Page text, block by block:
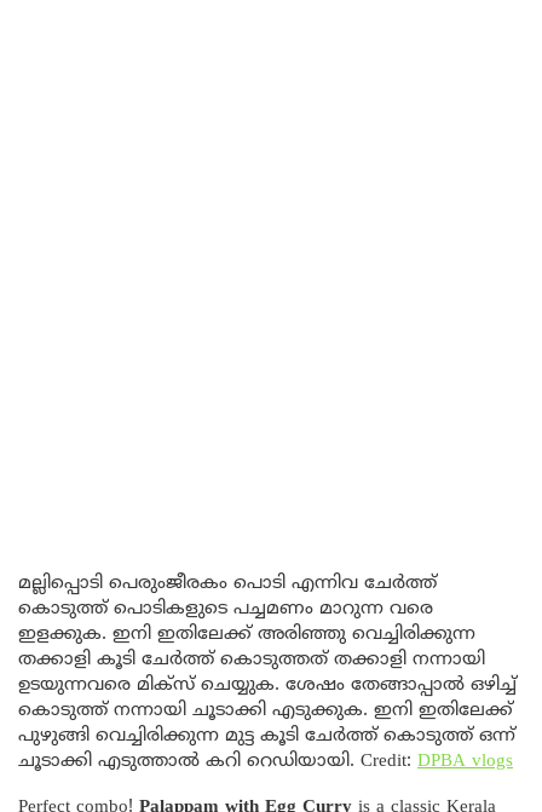
മല്ലിപ്പൊടി പെരുംജീരകം പൊടി എന്നിവ ചേർത്ത്
കൊടുത്ത് പൊടികളുടെ പച്ചമണം മാറുന്ന വരെ
ഇളക്കുക. ഇനി ഇതിലേക്ക് അരിഞ്ഞു വെച്ചിരിക്കുന്ന
തക്കാളി കൂടി ചേർത്ത് കൊടുത്തത് തക്കാളി നന്നായി
ഉടയുന്നവരെ മിക്സ് ചെയ്യുക. ശേഷം തേങ്ങാപ്പാൽ ഒഴിച്ച്
കൊടുത്ത് നന്നായി ചൂടാക്കി എടുക്കുക. ഇനി ഇതിലേക്ക്
പുഴുങ്ങി വെച്ചിരിക്കുന്ന മുട്ട കൂടി ചേർത്ത് കൊടുത്ത് ഒന്ന്
ചൂടാക്കി എടുത്താൽ കറി റെഡിയായി. Credit: DPBA vlogs
Perfect combo! Palappam with Egg Curry is a classic Kerala